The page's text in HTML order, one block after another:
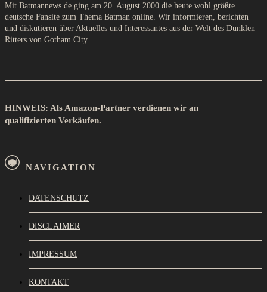
Mit Batmannews.de ging am 20. August 2000 die heute wohl größte
deutsche Fansite zum Thema Batman online. Wir informieren, berichten
und diskutieren über Aktuelles und Interessantes aus der Welt des Dunklen
Ritters von Gotham City.
HINWEIS: Als Amazon-Partner verdienen wir an
qualifizierten Verkäufen.
NAVIGATION
DATENSCHUTZ
DISCLAIMER
IMPRESSUM
KONTAKT